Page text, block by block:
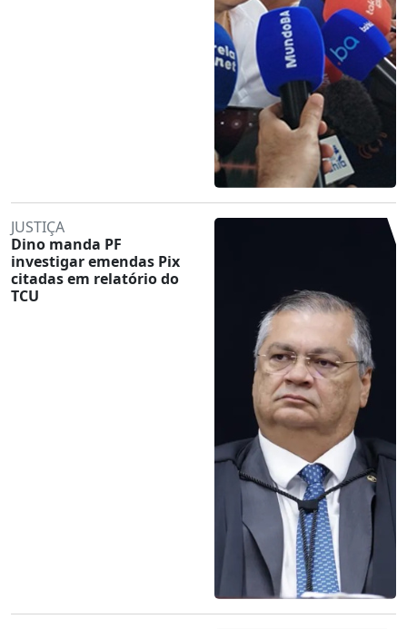
JUSTIÇA
Dino manda PF
investigar emendas Pix
citadas em relatório do
TCU